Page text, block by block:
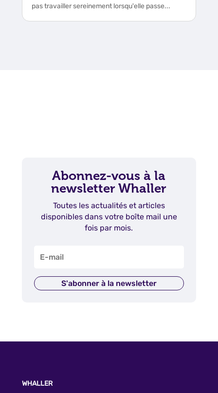
pas travailler sereinement lorsqu'elle passe...
Abonnez-vous à la
newsletter Whaller
Toutes les actualités et articles
disponibles dans votre boîte mail une
fois par mois.
S'abonner à la newsletter
WHALLER